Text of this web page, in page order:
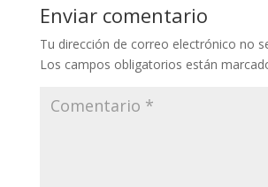
Enviar comentario
Tu dirección de correo electrónico no
Los campos obligatorios están